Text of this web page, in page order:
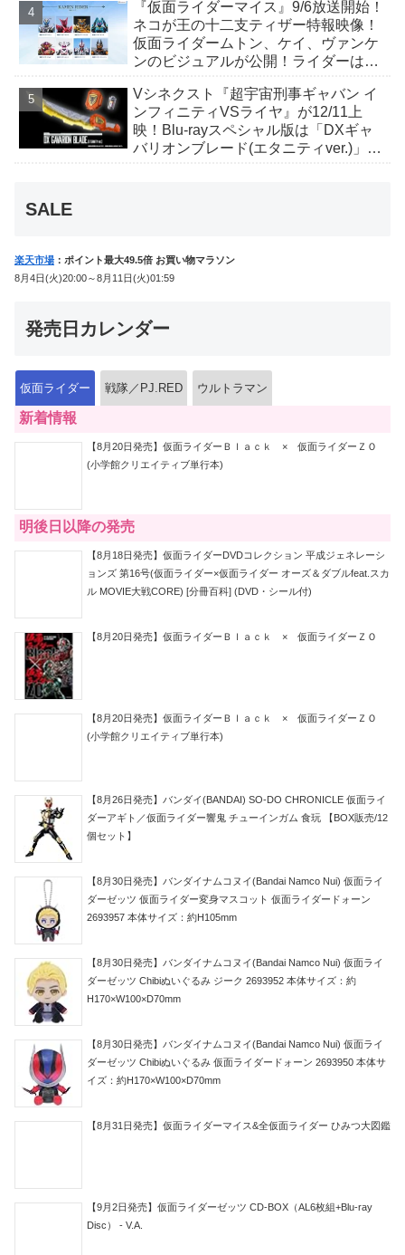
か12点！
『仮面ライダーマイス』9/6放送開始！
ネコが王の十二支ティザー特報映像！
仮面ライダームトン、ケイ、ヴァンケ
ンのビジュアルが公開！ライダーは子
Vシネクスト『超宇宙刑事ギャバン イ
ンフィニティVSライヤ』が12/11上
映！Blu-rayスペシャル版は「DXギャ
バリオンブレード(エタニティver.)」
SALE
楽天市場 ：ポイント最大49.5倍 お買い物マラソン
8月4日(火)20:00～8月11日(火)01:59
発売日カレンダー
仮面ライダー 戦隊／PJ.RED ウルトラマン
新着情報
【8月20日発売】仮面ライダーＢｌａｃｋ × 仮面ライダーＺＯ
(小学館クリエイティブ単行本)
明後日以降の発売
【8月18日発売】仮面ライダーDVDコレクション 平成ジェネレーシ
ョンズ 第16号(仮面ライダー×仮面ライダー オーズ＆ダブルfeat.スカ
ル MOVIE大戦CORE) [分冊百科] (DVD・シール付)
【8月20日発売】仮面ライダーＢｌａｃｋ × 仮面ライダーＺＯ
【8月20日発売】仮面ライダーＢｌａｃｋ × 仮面ライダーＺＯ
(小学館クリエイティブ単行本)
【8月26日発売】バンダイ(BANDAI) SO-DO CHRONICLE 仮面ライ
ダーアギト／仮面ライダー響鬼 チューインガム 食玩 【BOX販売/12
個セット】
【8月30日発売】バンダイナムコヌイ(Bandai Namco Nui) 仮面ライ
ダーゼッツ 仮面ライダー変身マスコット 仮面ライダードォーン
2693957 本体サイズ：約H105mm
【8月30日発売】バンダイナムコヌイ(Bandai Namco Nui) 仮面ライ
ダーゼッツ Chibiぬいぐるみ ジーク 2693952 本体サイズ：約
H170×W100×D70mm
【8月30日発売】バンダイナムコヌイ(Bandai Namco Nui) 仮面ライ
ダーゼッツ Chibiぬいぐるみ 仮面ライダードォーン 2693950 本体サ
イズ：約H170×W100×D70mm
【8月31日発売】仮面ライダーマイス&全仮面ライダー ひみつ大図鑑
【9月2日発売】仮面ライダーゼッツ CD-BOX（AL6枚組+Blu-ray
Disc） - V.A.